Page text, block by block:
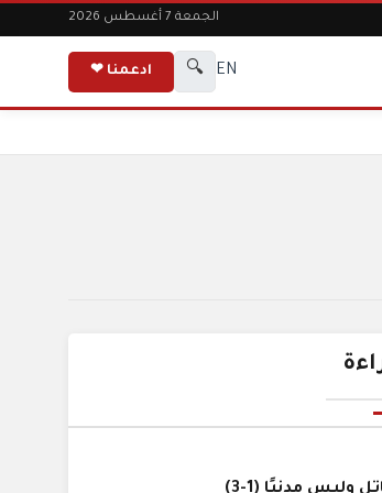
الجمعة 7 أغسطس 2026
EN
🔍 ادعمنا ❤